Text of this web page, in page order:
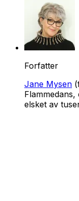
Forfatter
Jane Mysen
Flammedans,
elsket av